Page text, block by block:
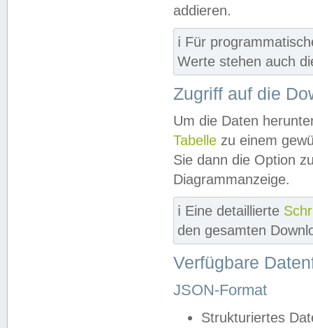
addieren.
ℹ️ Für
Werte stehen auch
Zugriff auf die
Um die Daten
Tabelle zu einem
Sie dann die Option
Diagrammanzeige.
ℹ️ Eine detaillierte
den gesamten
Verfügbare
JSON-Format
Strukturiertes